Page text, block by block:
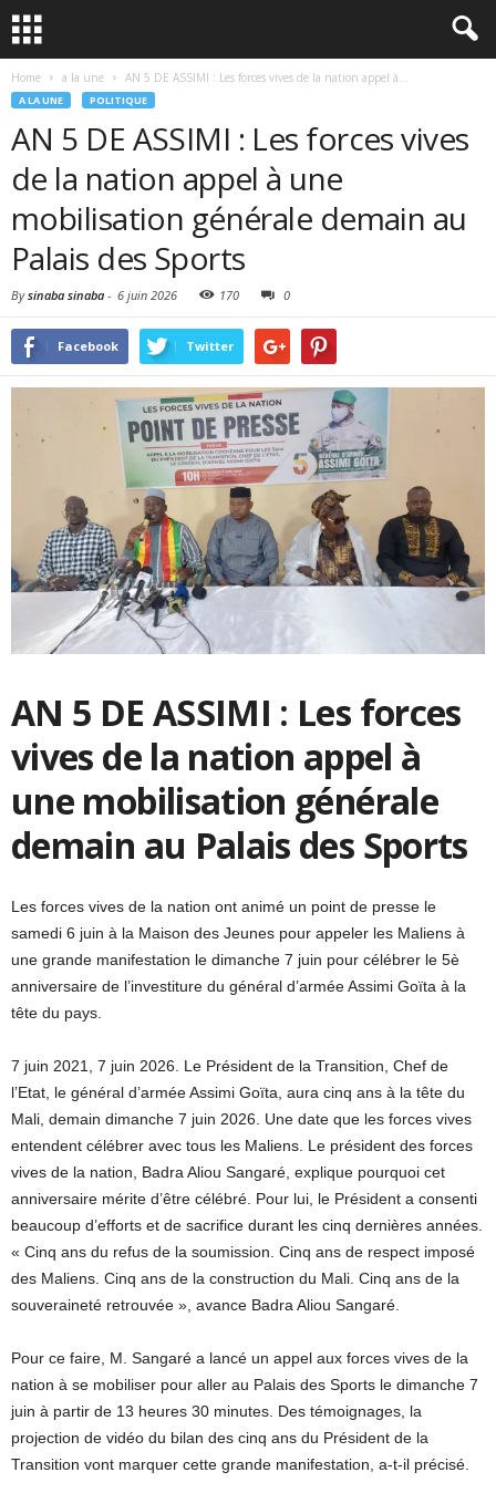
Home a la une AN 5 DE ASSIMI : Les forces vives de la nation appel à...
A LA UNE POLITIQUE
AN 5 DE ASSIMI : Les forces vives
de la nation appel à une
mobilisation générale demain au
Palais des Sports
Bysinaba sinaba - 6 juin 2026 170 0
Facebook Twitter
AN 5 DE ASSIMI : Les forces
vives de la nation appel à
une mobilisation générale
demain au Palais des Sports
Les forces vives de la nation ont animé un point de presse le
samedi 6 juin à la Maison des Jeunes pour appeler les Maliens à
une grande manifestation le dimanche 7 juin pour célébrer le 5è
anniversaire de l’investiture du général d’armée Assimi Goïta à la
tête du pays.
7 juin 2021, 7 juin 2026. Le Président de la Transition, Chef de
l’Etat, le général d’armée Assimi Goïta, aura cinq ans à la tête du
Mali, demain dimanche 7 juin 2026. Une date que les forces vives
entendent célébrer avec tous les Maliens. Le président des forces
vives de la nation, Badra Aliou Sangaré, explique pourquoi cet
anniversaire mérite d’être célébré. Pour lui, le Président a consenti
beaucoup d’efforts et de sacrifice durant les cinq dernières années.
« Cinq ans du refus de la soumission. Cinq ans de respect imposé
des Maliens. Cinq ans de la construction du Mali. Cinq ans de la
souveraineté retrouvée », avance Badra Aliou Sangaré.
Pour ce faire, M. Sangaré a lancé un appel aux forces vives de la
nation à se mobiliser pour aller au Palais des Sports le dimanche 7
juin à partir de 13 heures 30 minutes. Des témoignages, la
projection de vidéo du bilan des cinq ans du Président de la
Transition vont marquer cette grande manifestation, a-t-il précisé.